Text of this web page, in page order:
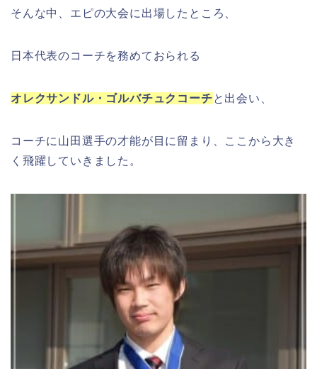
そんな中、エピの大会に出場したところ、
日本代表のコーチを務めておられる
オレクサンドル・ゴルバチュクコーチと出会い、
コーチに山田選手の才能が目に留まり、ここから大き
く飛躍していきました。